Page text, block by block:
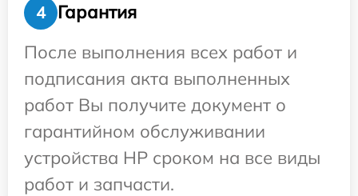
4
Гарантия
После выполнения всех работ и
подписания акта выполненных
работ Вы получите документ о
гарантийном обслуживании
устройства HP сроком на все виды
работ и запчасти.